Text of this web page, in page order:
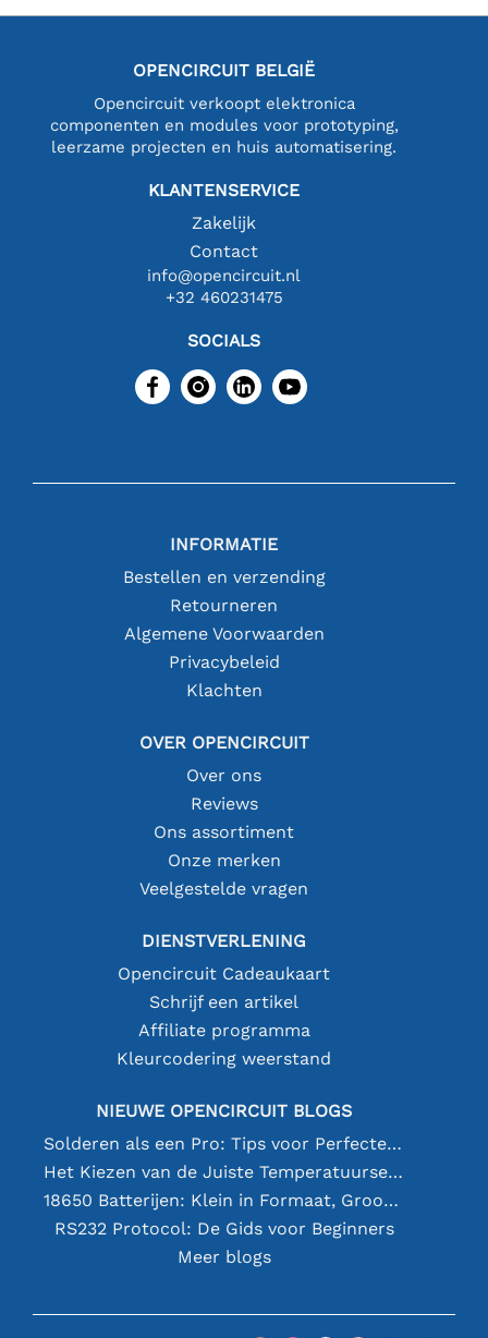
OPENCIRCUIT BELGIË
Opencircuit verkoopt elektronica
componenten en modules voor prototyping,
leerzame projecten en huis automatisering.
KLANTENSERVICE
Zakelijk
Contact
info@opencircuit.nl
+32 460231475
SOCIALS
INFORMATIE
Bestellen en verzending
Retourneren
Algemene Voorwaarden
Privacybeleid
Klachten
OVER OPENCIRCUIT
Over ons
Reviews
Ons assortiment
Onze merken
Veelgestelde vragen
DIENSTVERLENING
Opencircuit Cadeaukaart
Schrijf een artikel
Affiliate programma
Kleurcodering weerstand
NIEUWE OPENCIRCUIT BLOGS
Solderen als een Pro: Tips voor Perfecte Elektronische Verbindingen
Het Kiezen van de Juiste Temperatuursensor [youtube]
18650 Batterijen: Klein in Formaat, Groot in Prestatie
RS232 Protocol: De Gids voor Beginners
Meer blogs